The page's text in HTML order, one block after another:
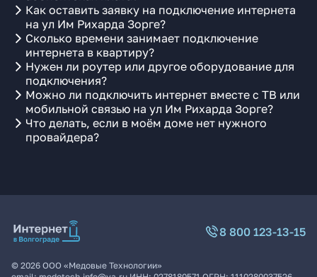
Как оставить заявку на подключение интернета
на ул Им Рихарда Зорге?
Сколько времени занимает подключение
интернета в квартиру?
Нужен ли роутер или другое оборудование для
подключения?
Можно ли подключить интернет вместе с ТВ или
мобильной связью на ул Им Рихарда Зорге?
Что делать, если в моём доме нет нужного
провайдера?
8 800 123-13-15
© 2026 ООО «Медовые Технологии»